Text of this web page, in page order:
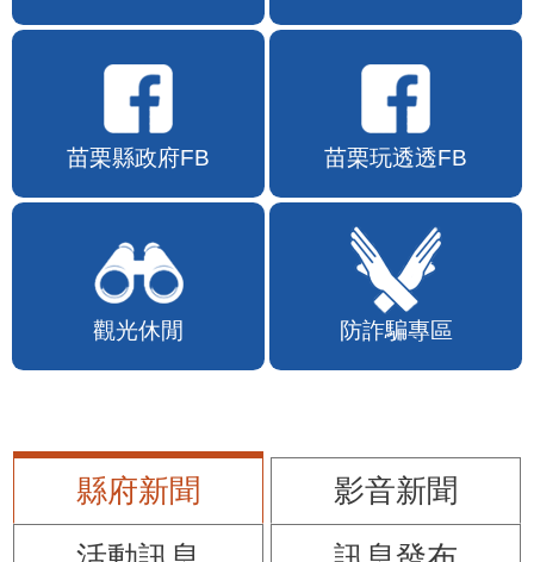
苗栗縣政府FB 苗栗玩透透FB
觀光休閒 防詐騙專區
縣府新聞
影音新聞